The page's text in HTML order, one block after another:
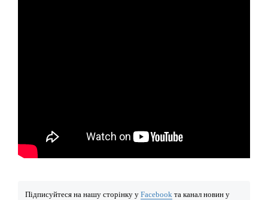
Підписуйтеся на нашу сторінку у Facebook та канал новин у